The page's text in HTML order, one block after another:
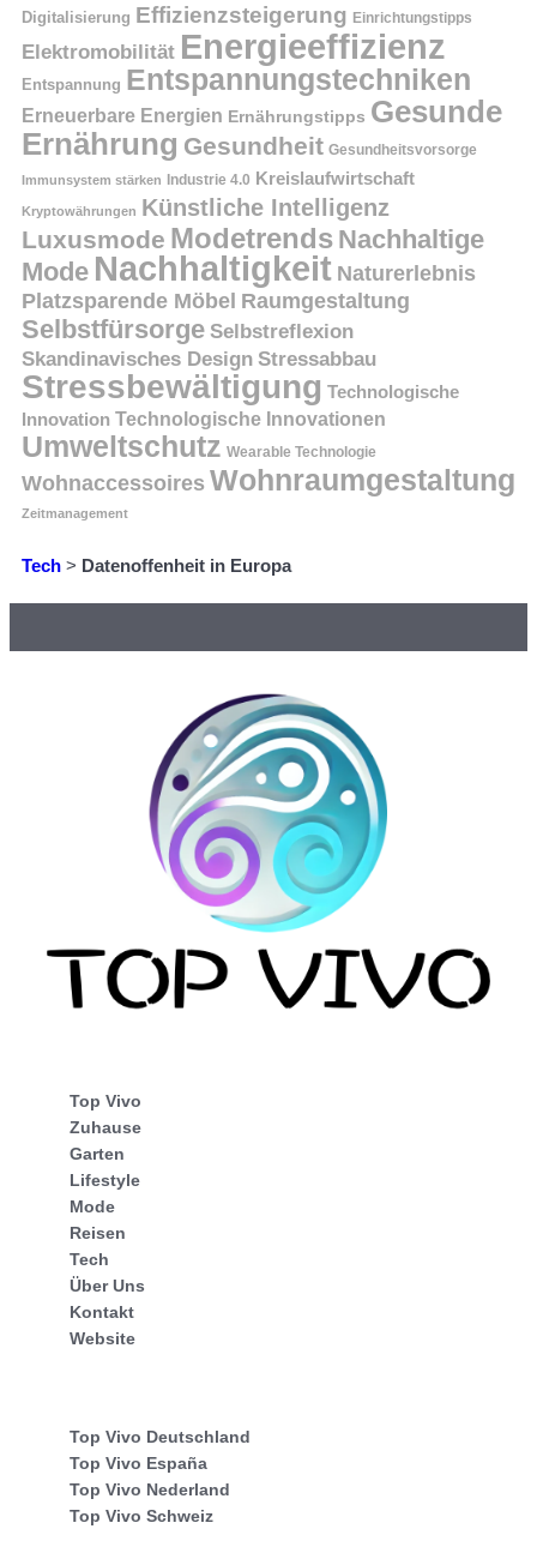
Digitalisierung Effizienzsteigerung Einrichtungstipps
Elektromobilität Energieeffizienz
Entspannung Entspannungstechniken
Erneuerbare Energien Ernährungstipps Gesunde
Ernährung Gesundheit Gesundheitsvorsorge
Immunsystem stärken Industrie 4.0 Kreislaufwirtschaft
Kryptowährungen Künstliche Intelligenz
Luxusmode Modetrends Nachhaltige
Mode Nachhaltigkeit Naturerlebnis
Platzsparende Möbel Raumgestaltung
Selbstfürsorge Selbstreflexion
Skandinavisches Design Stressabbau
Stressbewältigung Technologische
Innovation Technologische Innovationen
Umweltschutz Wearable Technologie
Wohnaccessoires Wohnraumgestaltung
Zeitmanagement
Tech > Datenoffenheit in Europa
Top Vivo
Zuhause
Garten
Lifestyle
Mode
Reisen
Tech
Über Uns
Kontakt
Website
Top Vivo Deutschland
Top Vivo España
Top Vivo Nederland
Top Vivo Schweiz